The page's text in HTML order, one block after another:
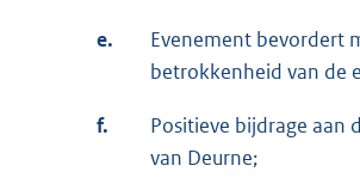
e.
Evenement bevordert
betrokkenheid van de
f.
Positieve bijdrage aan
van Deurne;